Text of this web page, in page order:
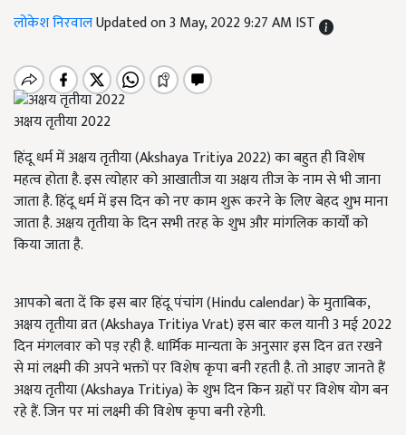
लोकेश निरवालUpdated on 3 May, 2022 9:27 AM IST
अक्षय तृतीया 2022
हिंदू धर्म में अक्षय तृतीया (Akshaya Tritiya 2022) का बहुत ही विशेष
महत्व होता है. इस त्योहार को आखातीज या अक्षय तीज के नाम से भी जाना
जाता है. हिंदू धर्म में इस दिन को नए काम शुरू करने के लिए बेहद शुभ माना
जाता है. अक्षय तृतीया के दिन सभी तरह के शुभ और मांगलिक कार्यों को
किया जाता है.
आपको बता दें कि इस बार हिंदू पंचांग (Hindu calendar) के मुताबिक,
अक्षय तृतीया व्रत (Akshaya Tritiya Vrat) इस बार कल यानी 3 मई 2022
दिन मंगलवार को पड़ रही है. धार्मिक मान्यता के अनुसार इस दिन व्रत रखने
से मां लक्ष्मी की अपने भक्तों पर विशेष कृपा बनी रहती है. तो आइए जानते हैं
अक्षय तृतीया (Akshaya Tritiya) के शुभ दिन किन ग्रहों पर विशेष योग बन
रहे हैं. जिन पर मां लक्ष्मी की विशेष कृपा बनी रहेगी.